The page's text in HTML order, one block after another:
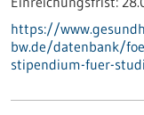
https://
bw.de/datenbank/
stipendium-fuer-